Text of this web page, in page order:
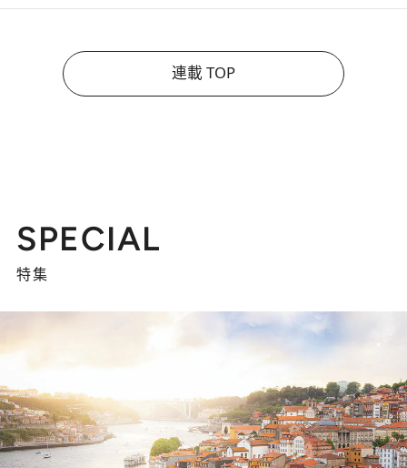
連載 TOP
SPECIAL
特集